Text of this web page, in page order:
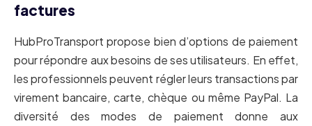
factures
HubProTransport propose bien d’options de paiement
pour répondre aux besoins de ses utilisateurs. En effet,
les professionnels peuvent régler leurs transactions par
virement bancaire, carte, chèque ou même PayPal. La
diversité des modes de paiement donne aux